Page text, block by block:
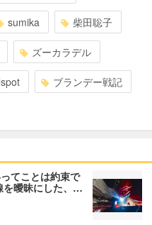
sumika 柴田聡子
ズーカラデル
ブランデー戦記
てことは約束で
曖昧にした、…